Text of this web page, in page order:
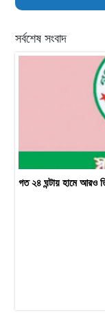
সর্বশেষ সংবাদ
গত ২৪ ঘন্টায় হামে আরও